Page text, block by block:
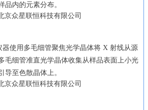
品内的元素分布。
器使用多毛细管聚焦光学晶体将 X 射线从源
毛细管准直光学晶体收集从样品表面上小光
导至色散晶体上。